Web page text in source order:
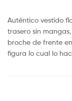
Auténtico vestido
trasero sin
broche de frente
figura lo cual lo